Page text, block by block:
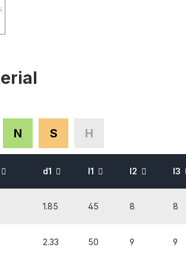
N S H
d1 l1 l2 l3
1.85 45 8 8
2.33 50 9 9